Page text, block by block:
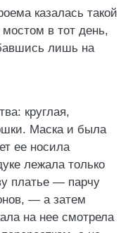
казалась такой
мостом в тот день,
лишь на
круглая,
Маска и была
ее носила
лежала только
платье — парчу
— а затем
на нее смотрела